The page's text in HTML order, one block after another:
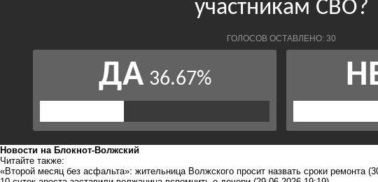
Новости на Блoкнoт-Волжский
Читайте также:
«Второй месяц без асфальта»: жительница Волжского просит назвать сроки ремонта